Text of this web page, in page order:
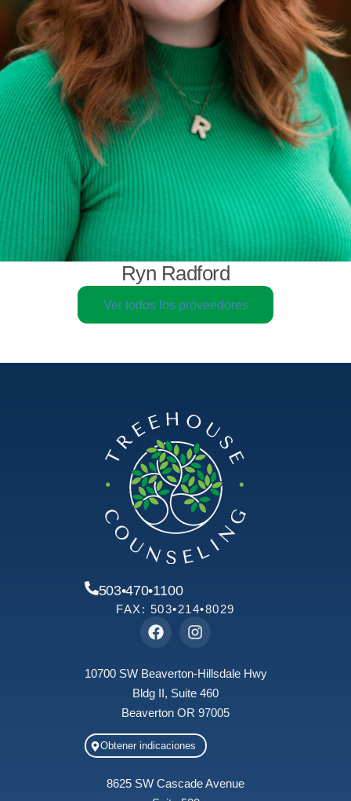
Ryn Radford
Ver todos los proveedores
10700 SW Beaverton-Hillsdale Hwy
Bldg II, Suite 460
Beaverton OR 97005
Obtener indicaciones
8625 SW Cascade Avenue
503•470•1100
FAX: 503•214•8029